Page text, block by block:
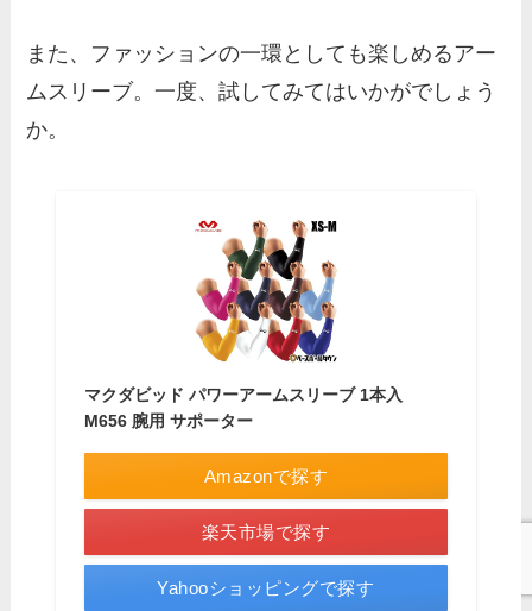
また、ファッションの一環としても楽しめるアー
ムスリーブ。一度、試してみてはいかがでしょう
か。
マクダビッド パワーアームスリーブ 1本入
M656 腕用 サポーター
Amazonで探す
楽天市場で探す
Yahooショッピングで探す